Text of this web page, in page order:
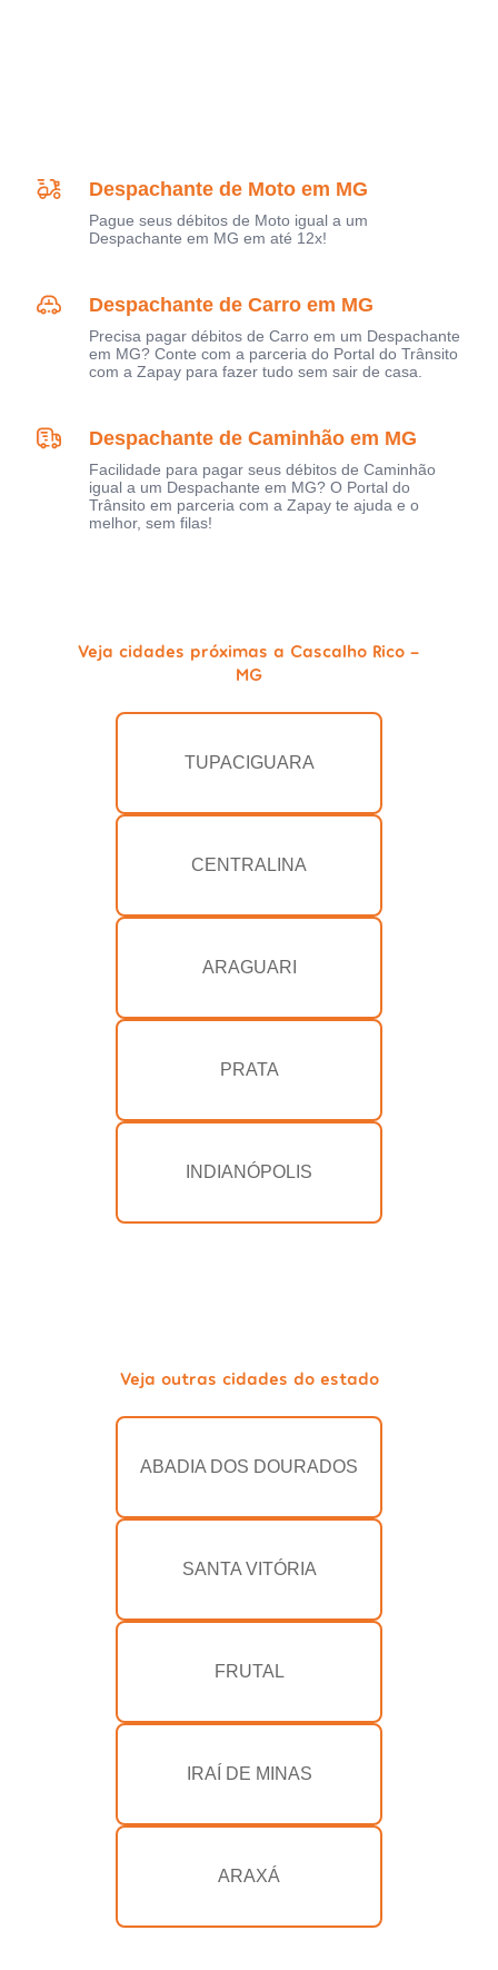
Despachante de Moto em MG
Pague seus débitos de Moto igual a um
Despachante em MG em até 12x!
Despachante de Carro em MG
Precisa pagar débitos de Carro em um Despachante
em MG? Conte com a parceria do Portal do Trânsito
com a Zapay para fazer tudo sem sair de casa.
Despachante de Caminhão em MG
Facilidade para pagar seus débitos de Caminhão
igual a um Despachante em MG? O Portal do
Trânsito em parceria com a Zapay te ajuda e o
melhor, sem filas!
Veja cidades próximas a Cascalho Rico -
MG
TUPACIGUARA
CENTRALINA
ARAGUARI
PRATA
INDIANÓPOLIS
Veja outras cidades do estado
ABADIA DOS DOURADOS
SANTA VITÓRIA
FRUTAL
IRAÍ DE MINAS
ARAXÁ